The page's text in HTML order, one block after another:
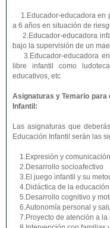
1.Educador-educadora en
a 6 años en situación de
2.Educador-educadora
bajo la supervisión de un
3.Educador-educadora
libre infantil como
educativos, etc
Asignaturas y Temario para
Infantil:
Las asignaturas que
Educación Infantil serán las
1.Expresión y comunicación
2.Desarrollo socioafectivo
3.El juego infantil y su
4.Didáctica de la educación
5.Desarrollo cognitivo y
6.Autonomía personal y
7.Proyecto de atención a la